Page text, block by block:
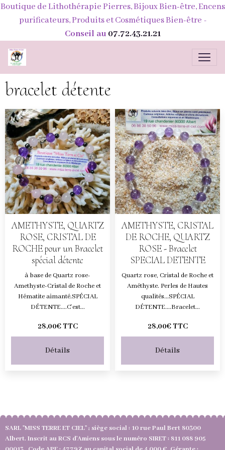
Boutique de Lithothérapie Pierres, Bijoux Bien-être, Encens
purificateurs, Produits et Cosmétiques Bien-être -
Conseil au 07.72.43.21.21
bracelet détente
AMETHYSTE, QUARTZ
ROSE, CRISTAL DE
ROCHE pour un Bracelet
spécial détente
à base de Quartz rose-
Amethyste-Cristal de Roche et
Hématite aimanté.SPÉCIAL
DÉTENTE....C'est...
28,00€ TTC
Détails
AMETHYSTE, CRISTAL
DE ROCHE, QUARTZ
ROSE - Bracelet
SPECIAL DETENTE
Quartz rose, Cristal de Roche et
Améthyste. Perles de Hautes
qualités...SPÉCIAL
DÉTENTE....Bracelet...
28,00€ TTC
Détails
SARL "MISS TERRE ET CIEL" ; siège social : 10 rue Paul Bert 80300
Albert. Inscrit au RCS d'Amiens sous le numéro SIRET : 811 088 905